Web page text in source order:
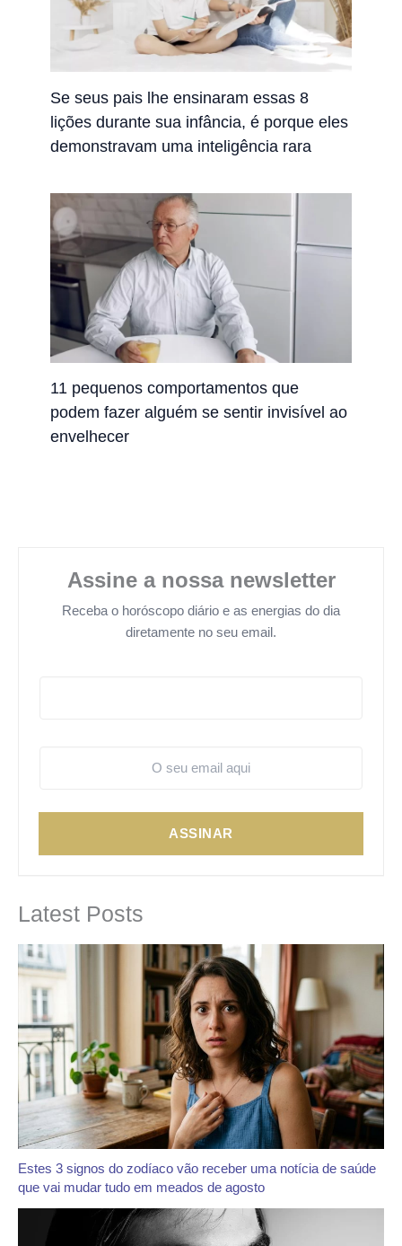
Se seus pais lhe ensinaram essas 8
lições durante sua infância, é porque eles
demonstravam uma inteligência rara
11 pequenos comportamentos que
podem fazer alguém se sentir invisível ao
envelhecer
Assine a nossa newsletter
Receba o horóscopo diário e as energias do dia
diretamente no seu email.
ASSINAR
Latest Posts
Estes 3 signos do zodíaco vão receber uma notícia de saúde
que vai mudar tudo em meados de agosto